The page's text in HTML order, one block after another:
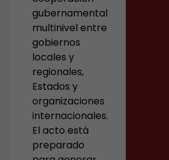
gubernamental
multinivel entre
gobiernos
locales y
regionales,
Estados y
organizaciones
internacionales.
El acto está
preparado